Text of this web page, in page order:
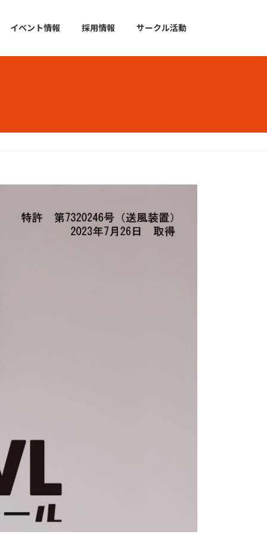
イベント情報 採用情報 サークル活動